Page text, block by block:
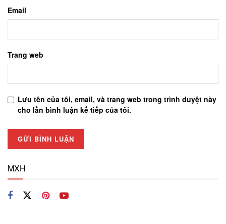
Email
Trang web
Lưu tên của tôi, email, và trang web trong trình duyệt này
cho lần bình luận kế tiếp của tôi.
MXH